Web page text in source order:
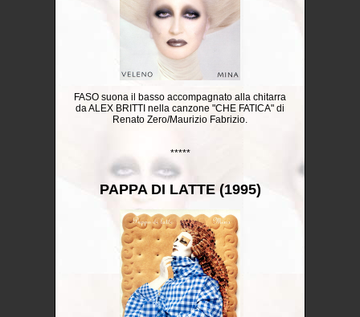
FASO suona il basso accompagnato alla chitarra
da ALEX BRITTI nella canzone "CHE FATICA" di
Renato Zero/Maurizio Fabrizio.
*****
PAPPA DI LATTE (1995)